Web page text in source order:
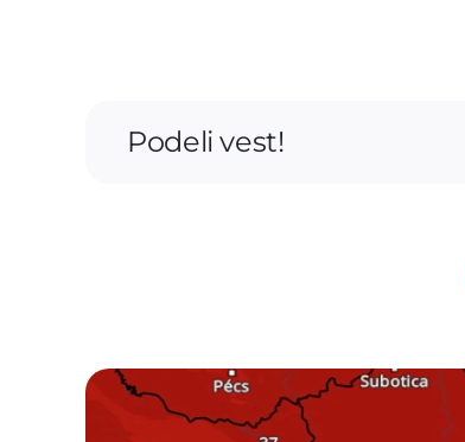
Podeli vest!